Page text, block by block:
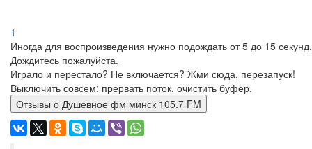
1
Иногда для воспроизведения нужно подождать от 5 до 15 секунд.
Дождитесь пожалуйста.
Играло и перестало? Не включается? Жми сюда, перезапуск!
Выключить совсем: прервать поток, очистить буфер.
Отзывы о Душевное фм минск 105.7 FM